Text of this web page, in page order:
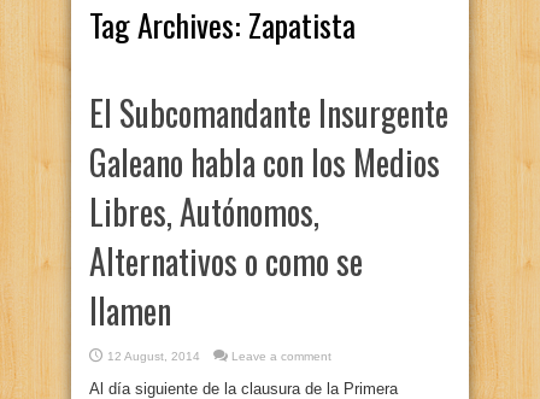
Tag Archives: Zapatista
El Subcomandante Insurgente
Galeano habla con los Medios
Libres, Autónomos,
Alternativos o como se
llamen
12 August, 2014 Leave a comment
Al día siguiente de la clausura de la Primera